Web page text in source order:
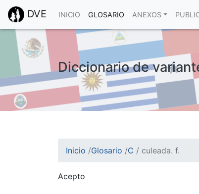
DVE INICIO GLOSARIO ANEXOS
Diccionario de
Inicio /Glosario /C / culeada. f.
Acepto